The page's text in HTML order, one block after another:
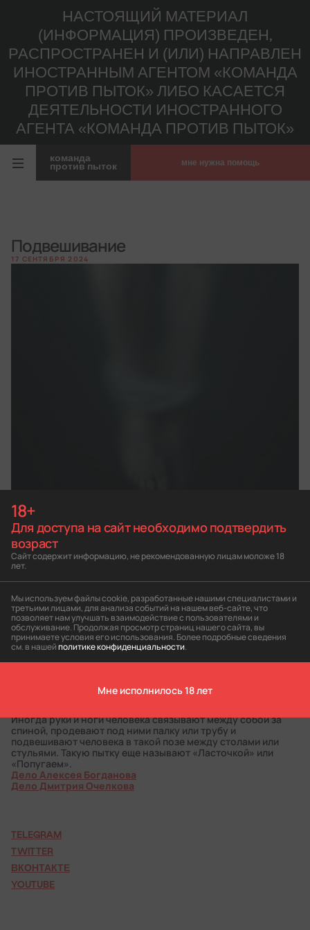
18+
Для доступа на сайт необходимо подтвердить
возраст
Сайт содержит информацию, не рекомендованную лицам моложе 18
лет.
Мы используем файлы cookie, разработанные нашими специалистами и
третьими лицами, для анализа событий на нашем веб-сайте, что
позволяет нам улучшать взаимодействие с пользователями и
обслуживание. Продолжая просмотр страниц нашего сайта, вы
принимаете условия его использования. Более подробные сведения
см. в нашейполитике конфиденциальности
Мне исполнилось 18 лет
НАСТОЯЩИЙ МАТЕРИАЛ
(ИНФОРМАЦИЯ) ПРОИЗВЕДЕН,
РАСПРОСТРАНЕН И (ИЛИ) НАПРАВЛЕН
ИНОСТРАННЫМ АГЕНТОМ «КОМАНДА
ПРОТИВ ПЫТОК» ЛИБО КАСАЕТСЯ
ДЕЯТЕЛЬНОСТИ ИНОСТРАННОГО
АГЕНТА «КОМАНДА ПРОТИВ ПЫТОК»
команда
против пыток мне нужна помощь
Подвешивание
17 СЕНТЯБРЯ 2024
НАСТОЯЩИЙ МАТЕРИАЛ (ИНФОРМАЦИЯ)
ПРОИЗВЕДЕН, РАСПРОСТРАНЕН И (ИЛИ)
НАПРАВЛЕН ИНОСТРАННЫМ АГЕНТОМ
«КОМАНДА ПРОТИВ ПЫТОК» ЛИБО КАСАЕТСЯ
ДЕЯТЕЛЬНОСТИ ИНОСТРАННОГО АГЕНТА
«КОМАНДА ПРОТИВ ПЫТОК»
Эта пытка может проходить в разных вариантах. Самый
распространенный — человеку связывают руки
подвешивают за крюк. Руки могут быть зафиксированы за
спиной. Человек остается висеть на долгое время,
Иногда руки и ноги человека связывают между собой за
спиной, продевают под ними палку или трубу и
подвешивают человека в такой позе между столами или
стульями. Такую пытку еще называют «Ласточкой» или
«Попугаем».
Дело Алексея Богданова
Дело Дмитрия Очелкова
TELEGRAM
TWITTER
ВКОНТАКТЕ
YOUTUBE